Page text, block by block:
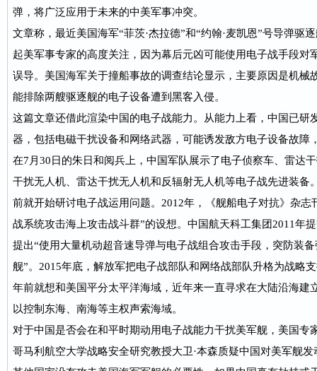
弹，将广泛应用于未来的中美军事冲突。
文章称，最近美国海军“菲茨·杰拉德”和“约翰·麦凯恩”号导弹驱
起美军事专家的高度关注，因为幕后元凶可能使用电子战手段对
误导。美国海军关于撞船事故的调查结论显示，主要原因是机械
能排除两艘驱逐舰的电子设备遭到黑客入侵。
这篇文章还借此渲染中国的电子战能力。从能力上看，中国已研
器，包括电磁干扰设备和网络武器，可能诱发敌方电子设备故障
在7月30日的朱日和阅兵上，中国军队展示了电子侦察车、雷达
干扰无人机、雷达干扰无人机和反辐射无人机等电子战先进装备
前就开始研讨电子战运用问题。2012年，《舰船电子对抗》杂志
战系统攻击海上攻击战斗群”的设想。中国航天科工集团2011年
提出“使用大量机动超音速导弹与电子战组合攻击手段，突防装
舰”。2015年底，解放军把电子战部队和网络战部队升格为战略
年前就想和美国平分太平洋海域，近年来一直寻求在大陆沿海建
以控制东海、南海等主权声索海域。
对于中国是否会在和平时期动用电子战能力干扰美军舰，美国专
哥马利航空大学战略安全研究教授大卫·本森质疑中国对美军舰